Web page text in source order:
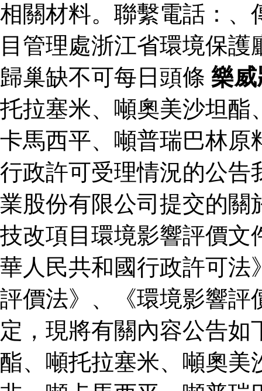
相關材料。聯繫電話：、
目管理處浙江省環境保護
歸巢缺不可每日頭條 樂威
托拉塞米、噸奧美沙坦酯
卡馬西平、噸普瑞巴林原
行政許可受理情況的公告
業股份有限公司提交的關
技改項目環境影響評價文
華人民共和國行政許可法
評價法》、《環境影響評
定，現將有關內容公告
酯、噸托拉塞米、噸奧美